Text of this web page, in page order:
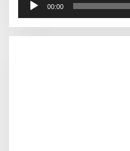
00:00